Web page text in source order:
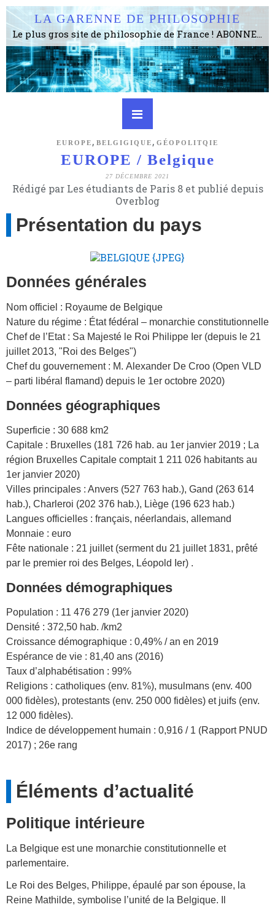
LA GARENNE DE PHILOSOPHIE
Le plus gros site de philosophie de France ! ABONNEZ-VOUS ! 4115 Articles, 1634 abonné·e·s, depuis 2006 . . . . . . . . 2 852 214 pages vues jusqu'à présent. Prestance et être apte à un plus grand nombre de choses.
EUROPE , BELGIGIQUE , GÉOPOLITQIE
EUROPE / Belgique
27 DÉCEMBRE 2021
Rédigé par Les étudiants de Paris 8 et publié depuis
Overblog
Présentation du pays
Données générales
Nom officiel : Royaume de Belgique
Nature du régime : État fédéral – monarchie constitutionnelle
Chef de l’Etat : Sa Majesté le Roi Philippe Ier (depuis le 21
juillet 2013, "Roi des Belges")
Chef du gouvernement : M. Alexander De Croo (Open VLD
– parti libéral flamand) depuis le 1er octobre 2020)
Données géographiques
Superficie : 30 688 km2
Capitale : Bruxelles (181 726 hab. au 1er janvier 2019 ; La
région Bruxelles Capitale comptait 1 211 026 habitants au
1er janvier 2020)
Villes principales : Anvers (527 763 hab.), Gand (263 614
hab.), Charleroi (202 376 hab.), Liège (196 623 hab.)
Langues officielles : français, néerlandais, allemand
Monnaie : euro
Fête nationale : 21 juillet (serment du 21 juillet 1831, prêté
par le premier roi des Belges, Léopold Ier) .
Données démographiques
Population : 11 476 279 (1er janvier 2020)
Densité : 372,50 hab. /km2
Croissance démographique : 0,49% / an en 2019
Espérance de vie : 81,40 ans (2016)
Taux d’alphabétisation : 99%
Religions : catholiques (env. 81%), musulmans (env. 400
000 fidèles), protestants (env. 250 000 fidèles) et juifs (env.
12 000 fidèles).
Indice de développement humain : 0,916 / 1 (Rapport PNUD
2017) ; 26e rang
Éléments d’actualité
Politique intérieure
La Belgique est une monarchie constitutionnelle et
parlementaire.
Le Roi des Belges, Philippe, épaulé par son épouse, la
Reine Mathilde, symbolise l’unité de la Belgique. Il